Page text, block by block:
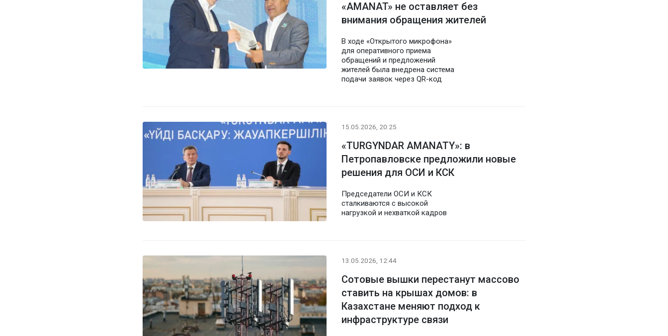
«AMANAT» не оставляет без
внимания обращения жителей
В ходе «Открытого микрофона»
для оперативного приема
обращений и предложений
жителей была внедрена система
подачи заявок через QR-код
15.05.2026, 20:25
«TURGYNDAR AMANATY»: в
Петропавловске предложили новые
решения для ОСИ и КСК
Председатели ОСИ и КСК
сталкиваются с высокой
нагрузкой и нехваткой кадров
13.05.2026, 12:44
Сотовые вышки перестанут массово
ставить на крышах домов: в
Казахстане меняют подход к
инфраструктуре связи